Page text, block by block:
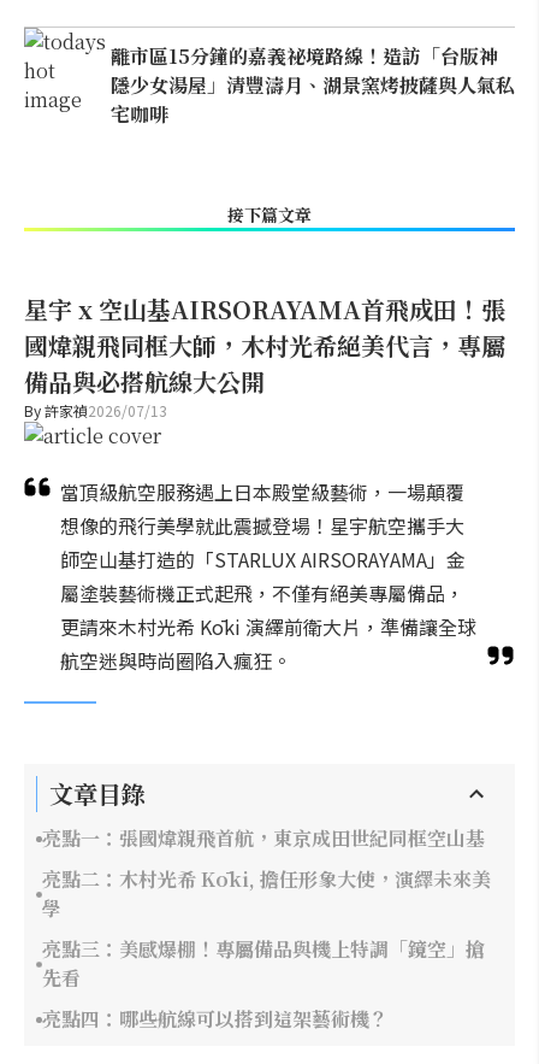
離市區15分鐘的嘉義祕境路線！造訪「台版神
隱少女湯屋」清豐濤月、湖景窯烤披薩與人氣私
宅咖啡
接下篇文章
星宇 x 空山基AIRSORAYAMA首飛成田！張
國煒親飛同框大師，木村光希絕美代言，專屬
備品與必搭航線大公開
By許家禎2026/07/13
當頂級航空服務遇上日本殿堂級藝術，一場顛覆
想像的飛行美學就此震撼登場！星宇航空攜手大
師空山基打造的「STARLUX AIRSORAYAMA」金
屬塗裝藝術機正式起飛，不僅有絕美專屬備品，
更請來木村光希 Kōki 演繹前衛大片，準備讓全球
航空迷與時尚圈陷入瘋狂。
文章目錄
亮點一：張國煒親飛首航，東京成田世紀同框空山基
亮點二：木村光希 Kōki, 擔任形象大使，演繹未來美
學
亮點三：美感爆棚！專屬備品與機上特調「鏡空」搶
先看
亮點四：哪些航線可以搭到這架藝術機？